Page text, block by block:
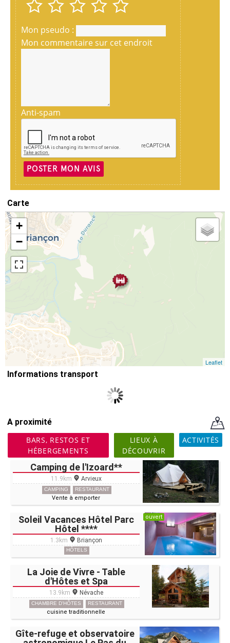
Mon pseudo :
Mon commentaire sur cet endroit
Anti-spam
POSTER MON AVIS
Carte
+
−
Leaflet
Informations transport
A proximité
BARS, RESTOS ET
HÉBERGEMENTS
LIEUX À
DÉCOUVRIR
ACTIVITÉS
Camping de l'Izoard**
11.9km Arvieux
CAMPING RESTAURANT
Vente à emporter
Soleil Vacances Hôtel Parc
Hôtel ****
1.3km Briançon
HÔTELS
ouvert
La Joie de Vivre - Table
d'Hôtes et Spa
13.9km Névache
CHAMBRE D'HÔTES RESTAURANT
cuisine traditionnelle
Gîte-refuge et observatoire